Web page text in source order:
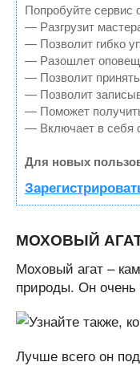
Попробуйте сервис
— Разгрузит
— Позволит гибко
— Разошлет
— Позволит
— Позволит
— Поможет
— Включает в себя
Для новых
МОХОВЫЙ
Моховый агат –
природы. Он очень
Лучше всего он